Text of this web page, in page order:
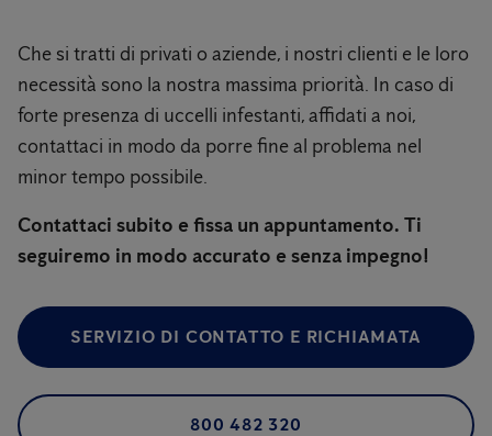
Che si tratti di privati ​​o aziende, i nostri clienti e le loro
necessità sono la nostra massima priorità. In caso di
forte presenza di uccelli infestanti, affidati a noi,
contattaci in modo da porre fine al problema nel
minor tempo possibile.
Contattaci subito e fissa un appuntamento. Ti
seguiremo in modo accurato e senza impegno!
SERVIZIO DI CONTATTO E RICHIAMATA
800 482 320